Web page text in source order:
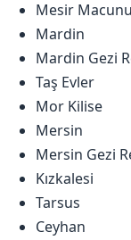
Mesir Macunu
Mardin
Mardin Gezi
Taş Evler
Mor Kilise
Mersin
Mersin Gezi
Kızkalesi
Tarsus
Ceyhan